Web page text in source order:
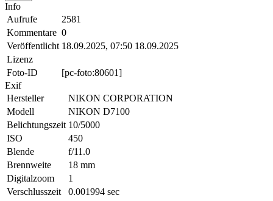
Info
Aufrufe
2581
Kommentare 0
Veröffentlicht 18.09.2025, 07:50 18.09.2025
Lizenz
Foto-ID
[pc-foto:80601]
Exif
Hersteller
NIKON CORPORATION
Modell
NIKON D7100
Belichtungszeit 10/5000
ISO
450
Blende
f/11.0
Brennweite
18 mm
Digitalzoom
1
Verschlusszeit
0.001994 sec